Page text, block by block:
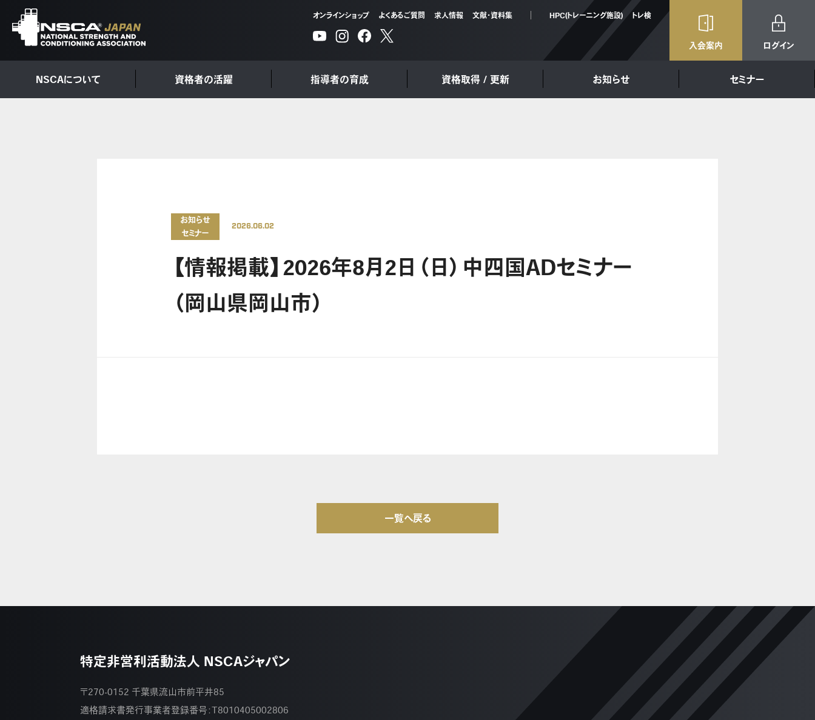
オンラインショップ よくあるご質問 求人情報 文献・資料集 HPC(トレーニング施設) トレ検
入会案内 ログイン
NSCAについて 資格者の活躍 指導者の育成 資格取得 / 更新 お知らせ セミナー
お知らせ
セミナー
2026.06.02
【情報掲載】2026年8月2日（日）中四国ADセミナー
（岡山県岡山市）
一覧へ戻る
特定非営利活動法人 NSCAジャパン
〒270-0152 千葉県流山市前平井85
適格請求書発行事業者登録番号：T8010405002806